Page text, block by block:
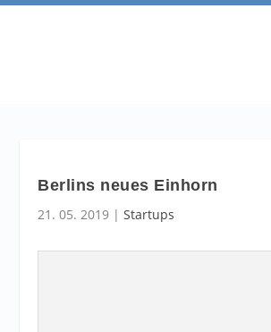
Berlins neues Einhorn
21. 05. 2019 |Startups